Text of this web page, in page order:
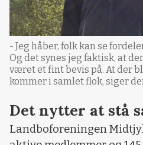
- Jeg håber, folk kan se
Og det synes jeg faktisk, at
været et fint bevis på. At der
kommer i samlet flok, siger
Det nytter at stå
Landboforeningen